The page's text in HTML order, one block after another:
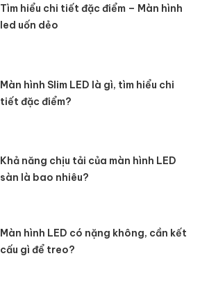
Tìm hiểu chi tiết đặc điểm – Màn hình
led uốn dẻo
Màn hình Slim LED là gì, tìm hiểu chi
tiết đặc điểm?
Khả năng chịu tải của màn hình LED
sàn là bao nhiêu?
Màn hình LED có nặng không, cần kết
cấu gì để treo?